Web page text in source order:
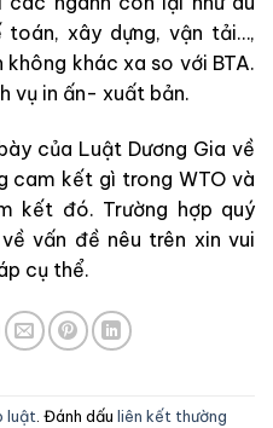
xây dựng, vận tải…,
khác xa so với BTA.
vụ in ấn- xuất bản.
của Luật Dương Gia về
cam kết gì trong WTO và
kết đó. Trường hợp quý
vấn đề nêu trên xin vui
cụ thể.
luật . Đánh dấu liên kết thường